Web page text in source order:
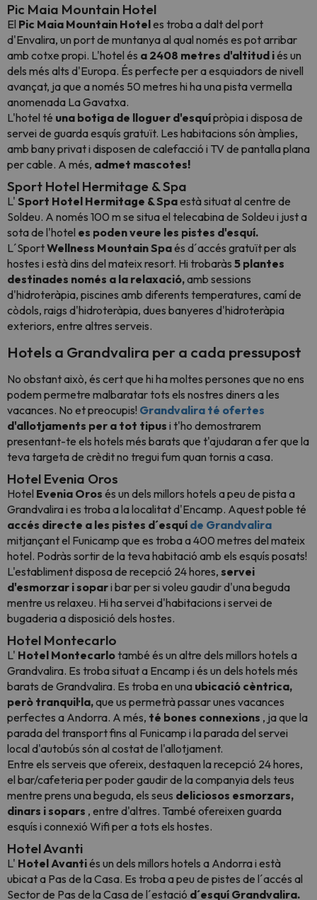
Pic Maia Mountain Hotel
El Pic Maia Mountain Hoteles troba a dalt del port
d'Envalira, un port de muntanya al qual només es pot arribar
amb cotxe propi. L'hotel és a 2408 metres d'altitud iés un
dels més alts d'Europa. És perfecte per a esquiadors de nivell
avançat, ja que a només 50 metres hi ha una pista vermella
anomenada La Gavatxa.
L'hotel té una botiga de lloguer d'esquípròpiai disposa de
servei de guarda esquís gratuït. Les habitacions són àmplies,
amb bany privat i disposen de calefacció i TV de pantalla plana
per cable. A més, admet mascotes!
Sport Hotel Hermitage & Spa
L' Sport Hotel Hermitage & Spaestà situat al centre de
Soldeu. A només 100 m se situa el telecabina de Soldeu i just a
sota de l'hotel es poden veure les pistes d'esquí.
L´SportWellness Mountain Spaés d´accés gratuït per als
hostes i està dins del mateix resort. Hi trobaràs 5 plantes
destinades només a la relaxació,amb sessions
d'hidroteràpia, piscines amb diferents temperatures, camí de
còdols, raigs d'hidroteràpia, dues banyeres d'hidroteràpia
exteriors, entre altres serveis.
Hotels a Grandvalira per a cada pressupost
No obstant això, és cert que hi ha moltes persones que no ens
podem permetre malbaratar tots els nostres diners a les
vacances. No et preocupis! Grandvalira té ofertes
d'allotjaments per a tot tipus i t'ho demostrarem
presentant-te els hotels més barats que t'ajudaran a fer que la
teva targeta de crèdit no tregui fum quan tornis a casa.
Hotel Evenia Oros
Hotel Evenia Oros és un dels millors hotels a peu de pista a
Grandvalira i es troba a la localitat d'Encamp. Aquest poble té
accés directe a les pistes d´esquí de Grandvalira
mitjançant el Funicamp que es troba a 400 metres del mateix
hotel. Podràs sortir de la teva habitació amb els esquís posats!
L'establiment disposa de recepció 24 hores, servei
d'esmorzar i sopari bar per si voleu gaudir d'una beguda
mentre us relaxeu. Hi ha servei d'habitacions i servei de
bugaderia a disposició dels hostes.
Hotel Montecarlo
L' Hotel Montecarlo també és un altre dels millors hotels a
Grandvalira. Es troba situat a Encamp i és un dels hotels més
barats de Grandvalira. Es troba en una ubicació cèntrica,
però tranquil·la,que us permetrà passar unes vacances
perfectes a Andorra. A més, té bones connexions , ja que la
parada del transport fins al Funicamp i la parada del servei
local d'autobús són al costat de l'allotjament.
Entre els serveis que ofereix, destaquen la recepció 24 hores,
el bar/cafeteria per poder gaudir de la companyia dels teus
mentre prens una beguda, els seus deliciosos esmorzars,
dinars i sopars , entre d'altres. També ofereixen guarda
esquís i connexió Wifi per a tots els hostes.
Hotel Avanti
L' Hotel Avantiés un dels millors hotels a Andorra i està
ubicat a Pas de la Casa. Es troba a peu de pistes de l´accés al
Sector de Pas de la Casa de l´estació d´esquí Grandvalira.